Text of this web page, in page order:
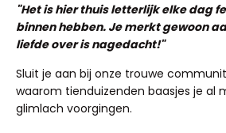
The perfect blend of comfort, style
your feline friend providing a cozy
The plush interior provides a soft
place, while the durable exterior
"Het is hier thuis letterlijk elke dag
binnen hebben. Je merkt gewoon
liefde over is nagedacht!"
Sluit je aan bij onze trouwe
waarom tienduizenden baasjes je al
glimlach voorgingen.